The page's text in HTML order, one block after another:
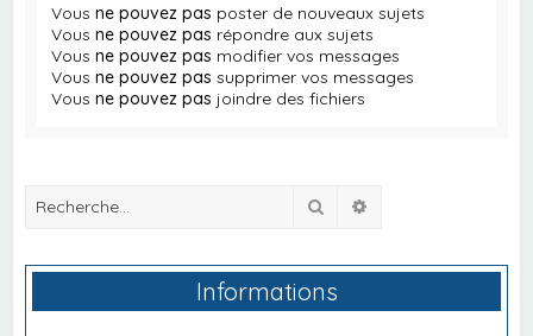
Vousne pouvez pas poster de nouveaux sujets
Vousne pouvez pas répondre aux sujets
Vousne pouvez pas modifier vos messages
Vousne pouvez pas supprimer vos messages
Vousne pouvez pas joindre des fichiers
Rechercher
Informations